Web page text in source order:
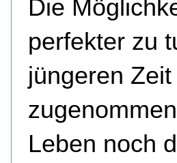
Die
perfekter zu
jüngeren
Leben noch